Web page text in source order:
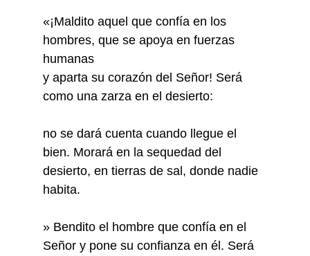
«¡Maldito aquel que confía en los
hombres, que se apoya en fuerzas
humanas
y aparta su corazón del Señor! Será
como una zarza en el desierto:
no se dará cuenta cuando llegue el
bien. Morará en la sequedad del
desierto, en tierras de sal, donde nadie
habita.
» Bendito el hombre que confía en el
Señor y pone su confianza en él. Será